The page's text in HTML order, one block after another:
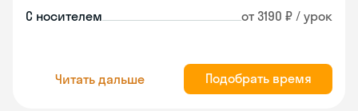
С носителем от 3190 ₽ / урок
Читать дальше Подобрать время